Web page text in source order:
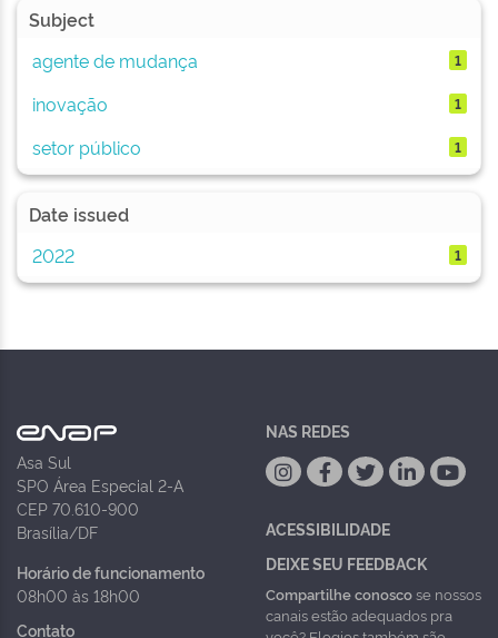
Subject
agente de mudança
1
inovação 1
setor público 1
Date issued
2022
1
Asa Sul
SPO Área Especial 2-A
CEP 70.610-900
Brasília/DF
Horário de funcionamento
08h00 às 18h00
Contato
NAS REDES
ACESSIBILIDADE
DEIXE SEU FEEDBACK
Compartilhe conoscose nossos
canais estão adequados pra